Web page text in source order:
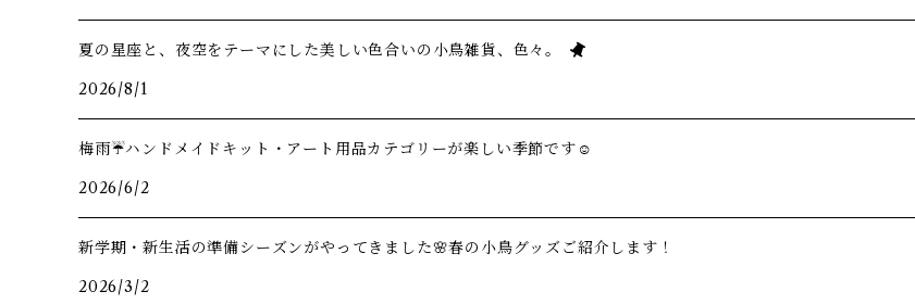
夏の星座と、夜空をテーマにした美しい色合いの小鳥雑貨、色々。
2026/8/1
梅雨☔️ハンドメイドキット・アート用品カテゴリーが楽しい季節です☺️
2026/6/2
新学期・新生活の準備シーズンがやってきました🌸春の小鳥グッズご紹介します！
2026/3/2